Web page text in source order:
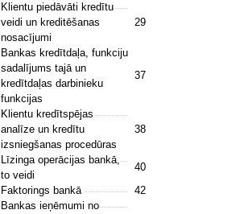
Klientu piedāvāti kredītu
veidi un kreditēšanas
nosacījumi
29
Bankas kredītdaļa, funkciju
sadalījums tajā un
kredītdaļas darbinieku
funkcijas
37
Klientu kredītspējas
analīze un kredītu
izsniegšanas procedūras
38
Līzinga operācijas bankā,
to veidi
40
Faktorings bankā 42
Bankas ieņēmumi no